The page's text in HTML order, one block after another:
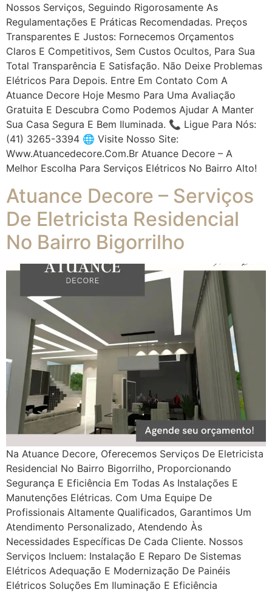
Nossos Serviços, Seguindo Rigorosamente As
Regulamentações E Práticas Recomendadas. Preços
Transparentes E Justos: Fornecemos Orçamentos
Claros E Competitivos, Sem Custos Ocultos, Para Sua
Total Transparência E Satisfação. Não Deixe Problemas
Elétricos Para Depois. Entre Em Contato Com A
Atuance Decore Hoje Mesmo Para Uma Avaliação
Gratuita E Descubra Como Podemos Ajudar A Manter
Sua Casa Segura E Bem Iluminada. 📞 Ligue Para Nós:
(41) 3265-3394 🌐 Visite Nosso Site:
Www.atuancedecore.com.br Atuance Decore – A
Melhor Escolha Para Serviços Elétricos No Bairro Alto!
Atuance Decore – Serviços
De Eletricista Residencial
No Bairro Bigorrilho
Na Atuance Decore, Oferecemos Serviços De Eletricista
Residencial No Bairro Bigorrilho, Proporcionando
Segurança E Eficiência Em Todas As Instalações E
Manutenções Elétricas. Com Uma Equipe De
Profissionais Altamente Qualificados, Garantimos Um
Atendimento Personalizado, Atendendo Às
Necessidades Específicas De Cada Cliente. Nossos
Serviços Incluem: Instalação E Reparo De Sistemas
Elétricos Adequação E Modernização De Painéis
Elétricos Soluções Em Iluminação E Eficiência